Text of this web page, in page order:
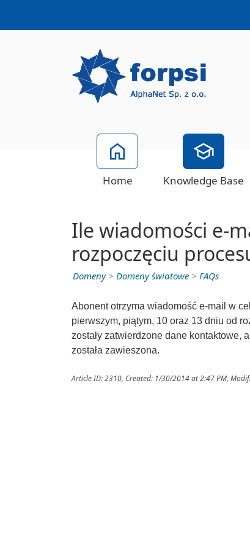
Home Knowledge Base
Ile wiadomości e-
rozpoczęciu
Domeny> Domeny światowe > FAQs
Abonent otrzyma wiadomość e-mail w
pierwszym, piątym, 10 oraz 13 dniu od
zostały zatwierdzone dane kontaktowe,
została zawieszona.
Article ID: 2310, Created: 1/30/2014 at 2:47 PM,